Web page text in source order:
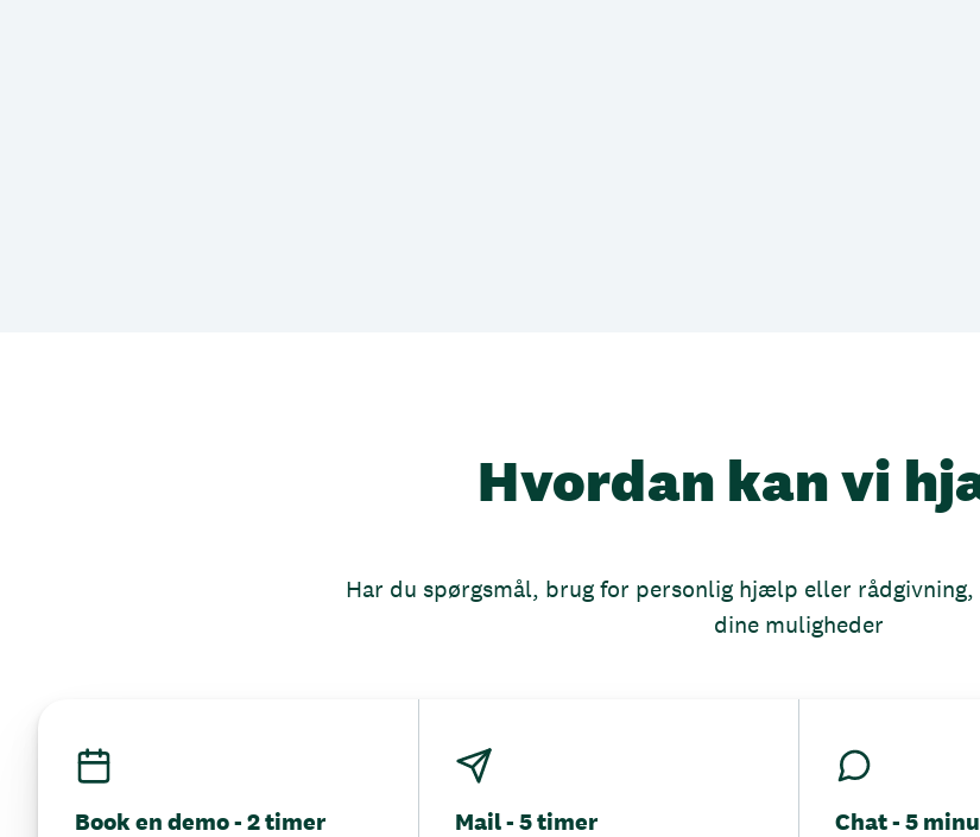
Hvordan kan vi
Har du spørgsmål, brug for personlig hjælp eller
dine muligheder
Book en demo - 2 timer
Mail - 5 timer
Chat - 5